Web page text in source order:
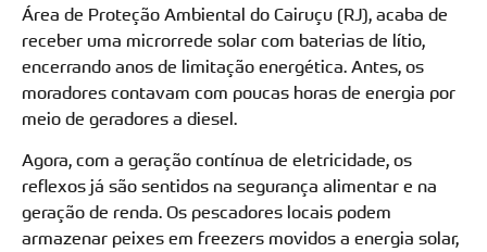
Área de Proteção Ambiental do Cairuçu (RJ), acaba de
receber uma microrrede solar com baterias de lítio,
encerrando anos de limitação energética. Antes, os
moradores contavam com poucas horas de energia por
meio de geradores a diesel.
Agora, com a geração contínua de eletricidade, os
reflexos já são sentidos na segurança alimentar e na
geração de renda. Os pescadores locais podem
armazenar peixes em freezers movidos a energia solar,